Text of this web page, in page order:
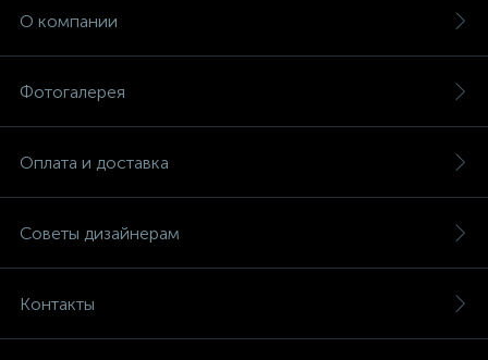
О компании
Фотогалерея
Оплата и доставка
Советы дизайнерам
Контакты